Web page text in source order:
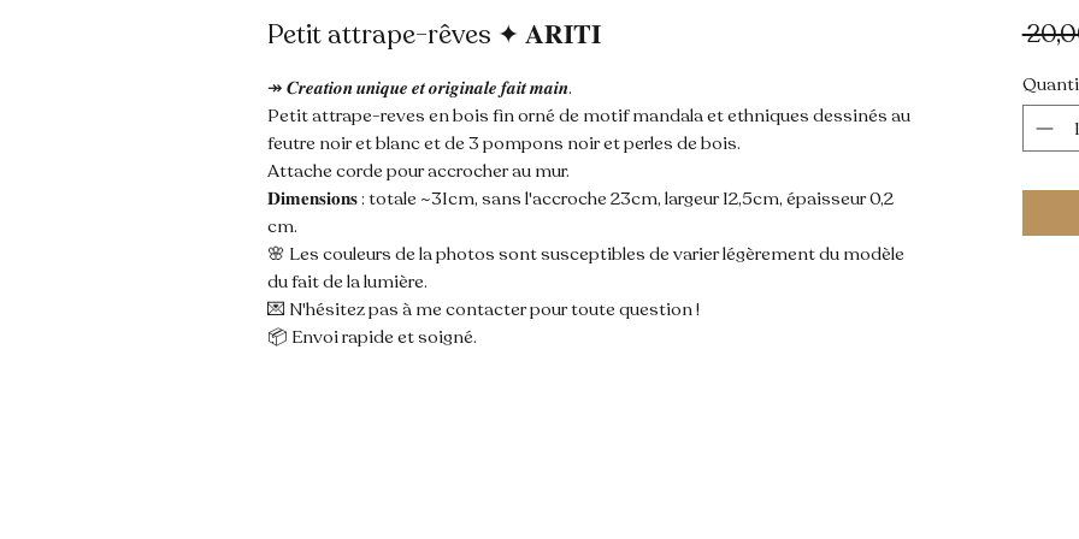
Petit attrape-rêves ✦ 𝐀𝐑𝐈𝐓𝐈
↠ 𝑪𝒓𝒆𝒂𝒕𝒊𝒐𝒏 𝒖𝒏𝒊𝒒𝒖𝒆 𝒆𝒕 𝒐𝒓𝒊𝒈𝒊𝒏𝒂𝒍𝒆 𝒇𝒂𝒊𝒕 𝒎𝒂𝒊𝒏.
Petit attrape-reves en bois fin orné de motif mandala et ethniques dessinés au
feutre noir et blanc et de 3 pompons noir et perles de bois.
Attache corde pour accrocher au mur.
𝐃𝐢𝐦𝐞𝐧𝐬𝐢𝐨𝐧𝐬 : totale ~31cm, sans l'accroche 23cm, largeur 12,5cm, épaisseur 0,2
cm.
🌸 Les couleurs de la photos sont susceptibles de varier légèrement du modèle
du fait de la lumière.
💌 N'hésitez pas à me contacter pour toute question !
📦 Envoi rapide et soigné.